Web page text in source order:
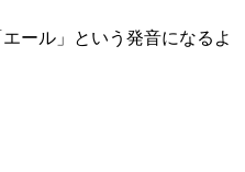
ール」という発音になるよ